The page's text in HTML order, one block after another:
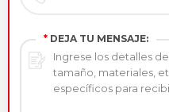
* DEJA TU MENSAJE: